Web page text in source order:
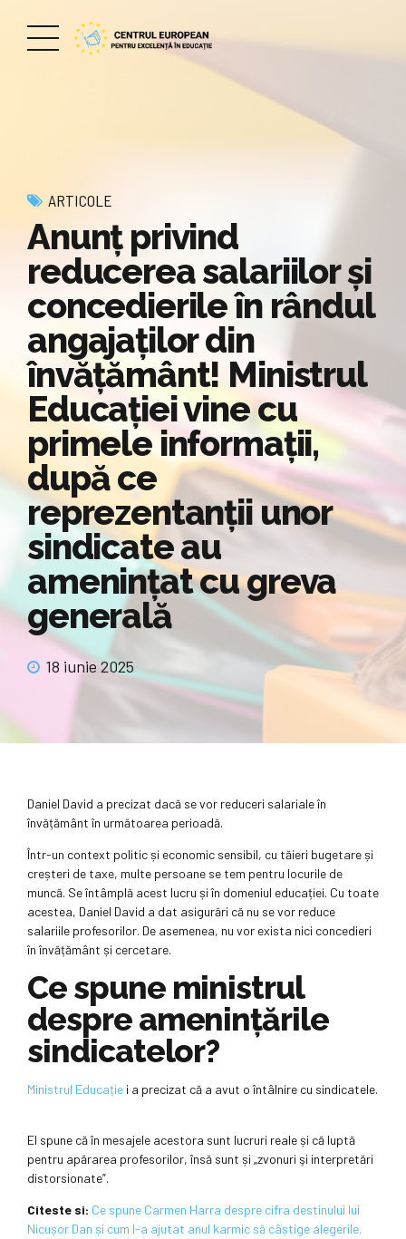
ARTICOLE
Anunț privind
reducerea salariilor și
concedierile în rândul
angajaților din
învățământ! Ministrul
Educației vine cu
primele informații,
după ce
reprezentanții unor
sindicate au
amenințat cu greva
generală
18 iunie 2025
Daniel David a precizat dacă se vor reduceri salariale în
învățământ în următoarea perioadă.
Într-un context politic și economic sensibil, cu tăieri bugetare și
creșteri de taxe, multe persoane se tem pentru locurile de
muncă. Se întâmplă acest lucru și în domeniul educației. Cu toate
acestea, Daniel David a dat asigurări că nu se vor reduce
salariile profesorilor. De asemenea, nu vor exista nici concedieri
în învățământ și cercetare.
Ce spune ministrul
despre amenințările
sindicatelor?
Ministrul Educație i a precizat că a avut o întâlnire cu sindicatele.
El spune că în mesajele acestora sunt lucruri reale și că luptă
pentru apărarea profesorilor, însă sunt și „zvonuri şi interpretări
distorsionate”.
Citeste si: Ce spune Carmen Harra despre cifra destinului lui
Nicușor Dan și cum l-a ajutat anul karmic să câștige alegerile.